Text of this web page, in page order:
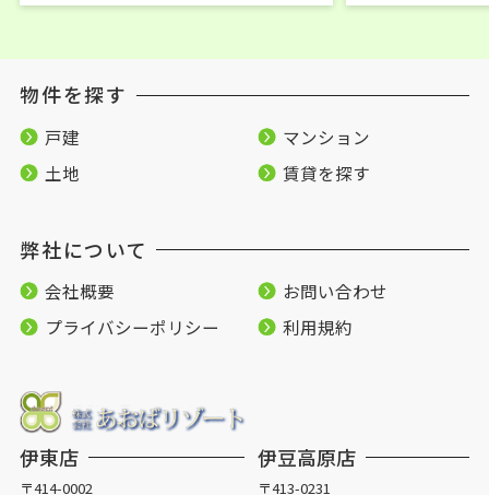
物件を探す
戸建
マンション
土地
賃貸を探す
弊社について
会社概要
お問い合わせ
プライバシーポリシー
利用規約
伊東店
〒414-0002
伊豆高原店
〒413-0231